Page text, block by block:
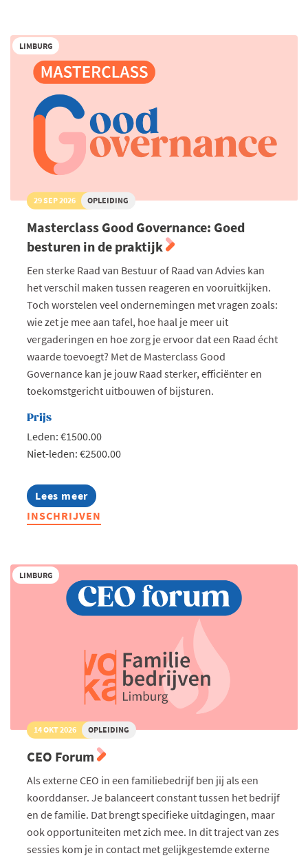
LIMBURG
29 SEP 2026 OPLEIDING
Masterclass Good Governance: Goed
besturen in de praktijk
Een sterke Raad van Bestuur of Raad van Advies kan
het verschil maken tussen reageren en vooruitkijken.
Toch worstelen veel ondernemingen met vragen zoals:
wie zet je mee aan tafel, hoe haal je meer uit
vergaderingen en hoe zorg je ervoor dat een Raad écht
waarde toevoegt? Met de Masterclass Good
Governance kan je jouw Raad sterker, efficiënter en
toekomstgericht uitbouwen of bijsturen.
Prijs
Leden: €1500.00
Niet-leden: €2500.00
Lees meer
about
Masterclass
Good
in
de
praktijk
INSCHRIJVEN
LIMBURG
14 OKT 2026 OPLEIDING
CEO Forum
Als externe CEO in een familiebedrijf ben jij als een
koorddanser. Je balanceert constant tussen het bedrijf
en de familie. Dat brengt specifieke uitdagingen, maar
ook opportuniteiten met zich mee. In dit traject van zes
sessies kom je in contact met gelijkgestemde externe